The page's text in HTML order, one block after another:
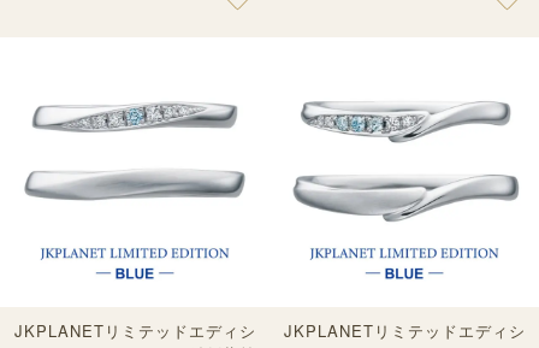
JKPLANETリミテッドエディシ
JKPLANETリミテッドエディシ